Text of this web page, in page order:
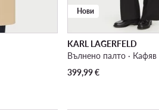
Нови
KARL LAGERFELD
Вълнено палто · Кафяв
399,99€